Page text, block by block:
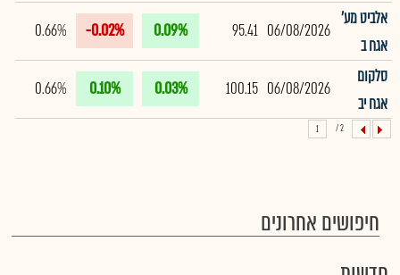
אלביט מע'
אגח ב
06/08/2026
95.41
0.09%
-0.02%
0.66%
סלקום
אגח יב
06/08/2026
100.15
0.03%
0.10%
0.66%
2 /
1
חיפושים אחרונים